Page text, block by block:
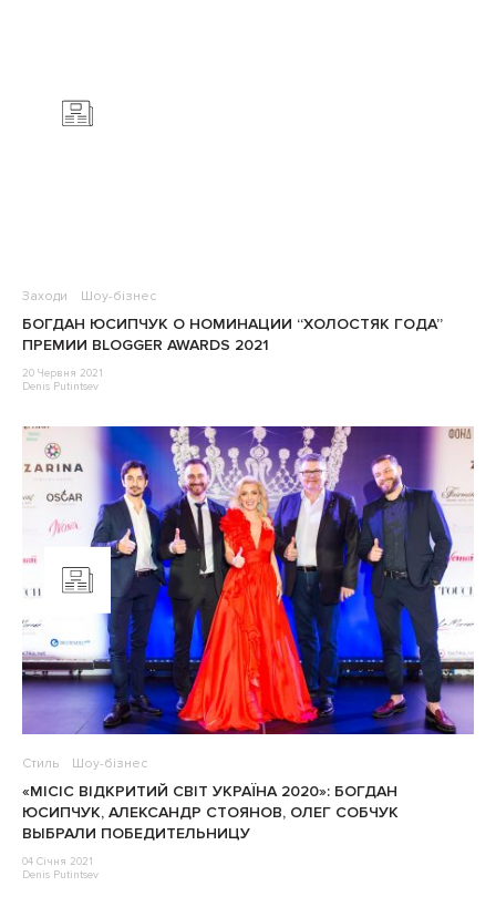
Заходи Шоу-бізнес
БОГДАН ЮСИПЧУК О НОМИНАЦИИ “ХОЛОСТЯК ГОДА”
ПРЕМИИ BLOGGER AWARDS 2021
20 Червня 2021
Denis Putintsev
Стиль Шоу-бізнес
«МІСІС ВІДКРИТИЙ СВІТ УКРАЇНА 2020»: БОГДАН
ЮСИПЧУК, АЛЕКСАНДР СТОЯНОВ, ОЛЕГ СОБЧУК
ВЫБРАЛИ ПОБЕДИТЕЛЬНИЦУ
04 Січня 2021
Denis Putintsev